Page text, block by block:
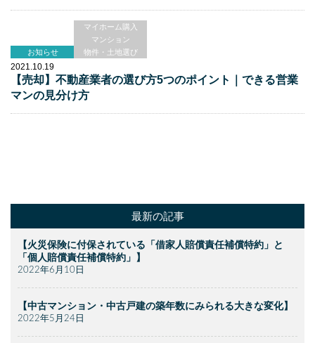
お知らせ
マイホーム購入
マンション
物件・土地選び
2021.10.19
【売却】不動産業者の選び方5つのポイント｜できる営業
マンの見分け方
最新の記事
【火災保険に付保されている「借家人賠償責任補償特約」と
「個人賠償責任補償特約」】
2022年6月10日
【中古マンション・中古戸建の築年数にみられる大きな変化】
2022年5月24日